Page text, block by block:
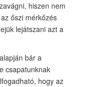
hiszen nem
őszi mérkőzés
lejátszani azt a
bár a
csapatunknak
hogy az